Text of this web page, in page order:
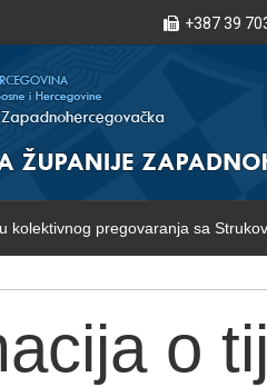
+387 39
kolektivnog pregovaranja sa
o